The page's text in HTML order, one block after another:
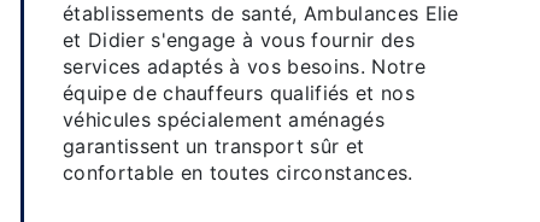
établissements de santé, Ambulances Elie
et Didier s'engage à vous fournir des
services adaptés à vos besoins. Notre
équipe de chauffeurs qualifiés et nos
véhicules spécialement aménagés
garantissent un transport sûr et
confortable en toutes circonstances.